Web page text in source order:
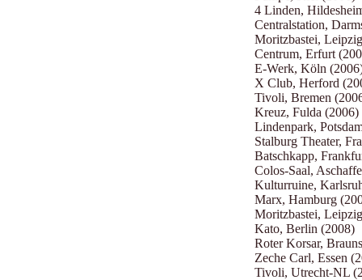
4 Linden,
Centralstation,
Moritzbastei,
Centrum, Erfurt
E-Werk, Köln
X Club, Herford
Tivoli, Bremen
Kreuz, Fulda (2006)
Lindenpark,
Stalburg Theater,
Batschkapp,
Colos-Saal,
Kulturruine,
Marx, Hamburg
Moritzbastei,
Kato, Berlin (2008)
Roter Korsar,
Zeche Carl, Essen
Tivoli, Utrecht-NL